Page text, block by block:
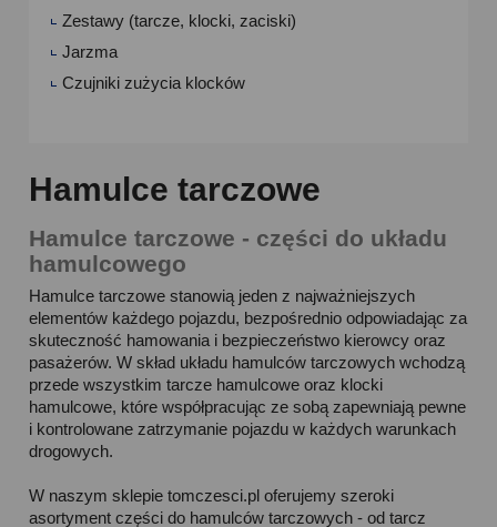
Zestawy (tarcze, klocki, zaciski)
Jarzma
Czujniki zużycia klocków
Hamulce tarczowe
Hamulce tarczowe - części do układu
hamulcowego
Hamulce tarczowe stanowią jeden z najważniejszych
elementów każdego pojazdu, bezpośrednio odpowiadając za
skuteczność hamowania i bezpieczeństwo kierowcy oraz
pasażerów. W skład układu hamulców tarczowych wchodzą
przede wszystkim tarcze hamulcowe oraz klocki
hamulcowe, które współpracując ze sobą zapewniają pewne
i kontrolowane zatrzymanie pojazdu w każdych warunkach
drogowych.
W naszym sklepie tomczesci.pl oferujemy szeroki
asortyment części do hamulców tarczowych - od tarcz